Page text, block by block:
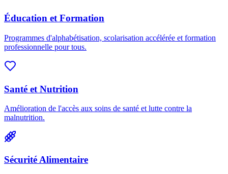
Éducation et Formation
Programmes d'alphabétisation, scolarisation accélérée et formation
professionnelle pour tous.
Santé et Nutrition
Amélioration de l'accès aux soins de santé et lutte contre la
malnutrition.
Sécurité Alimentaire